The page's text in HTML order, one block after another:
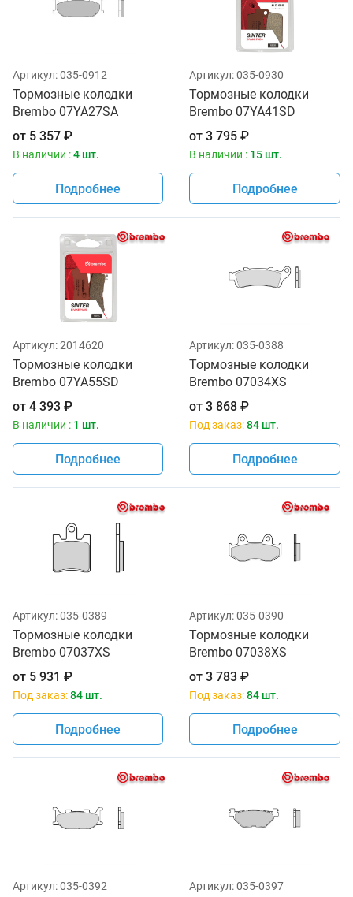
Артикул:035-0912
Тормозные колодки
Brembo 07YA27SA
от 5 357 ₽
В наличии :4 шт.
Подробнее
Артикул:035-0930
Тормозные колодки
Brembo 07YA41SD
от 3 795 ₽
В наличии : 15 шт.
Подробнее
Артикул:2014620
Тормозные колодки
Brembo 07YA55SD
от 4 393 ₽
В наличии : 1 шт.
Подробнее
Артикул:035-0388
Тормозные колодки
Brembo 07034XS
от 3 868 ₽
Под заказ:84 шт.
Подробнее
Артикул:035-0389
Тормозные колодки
Brembo 07037XS
от 5 931 ₽
Под заказ:84 шт.
Подробнее
Артикул:035-0390
Тормозные колодки
Brembo 07038XS
от 3 783 ₽
Под заказ:84 шт.
Подробнее
Артикул:035-0392 Артикул:035-0397